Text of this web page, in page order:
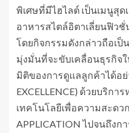
พิเศษที่มีไฮไลต์ เป็นเมนูสุ
อาหารสไตล์อิตาเลี่ยนฟิวชั่
โดยกิจกรรมดังกล่าวถือเ
มุ่งมั่นที่จะขับเคลื่อนธุรกิจ
มิติของการดูแลลูกค้าได้อย่
EXCELLENCE) ด้วยบริก
เทคโนโลยีเพื่อความสะดว
APPLICATION ไปจนถึง